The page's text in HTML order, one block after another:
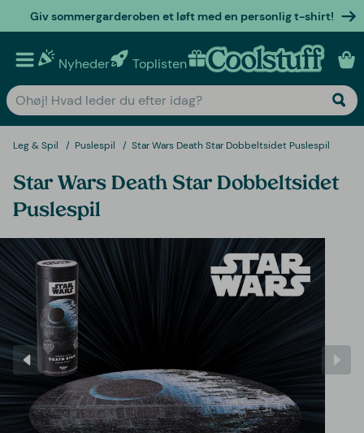
Giv sommergarderoben et løft med en personlig t-shirt!
Nyheder Toplisten Personlige gaver
Leg & Spil Puslespil Star Wars Death Star Dobbeltsidet Puslespil
Star Wars Death Star Dobbeltsidet
Puslespil